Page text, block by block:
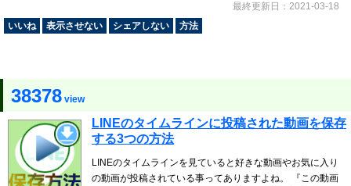
最終更新日：2021-03-18
いいね
表示させない シェアしない 方法
38378 view
LINEのタイムラインに投稿された動画を保存
する3つの方法
LINEのタイムラインを見ていると好きな動画やお気に入り
の動画が投稿されている事ってありますよね。 『この動画